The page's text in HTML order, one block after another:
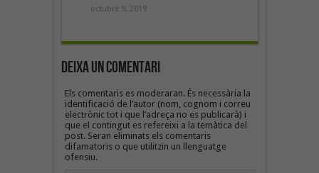
octubre 9, 2019
Deixa un Comentari
Els comentaris es moderaran. És necessària la
identificació de l’autor (nom, cognom i correu
electrònic tot i que l’adreça no es publicarà) i
que el contingut es refereixi a la temàtica del
post. Seran eliminats els comentaris
difamatoris o que utilitzin un llenguatge
ofensiu.